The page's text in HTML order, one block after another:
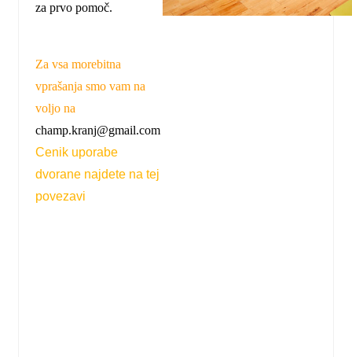
za prvo pomoč.
Za vsa morebitna
vprašanja smo vam na
voljo na
champ.kranj@gmail.com
Cenik uporabe
dvorane najdete na tej
povezavi